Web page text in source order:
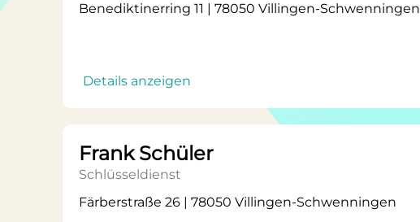
Benediktinerring 11 | 78050 Villingen-Schwenningen
Details anzeigen
Frank Schüler
Schlüsseldienst
Färberstraße 26 | 78050 Villingen-Schwenningen